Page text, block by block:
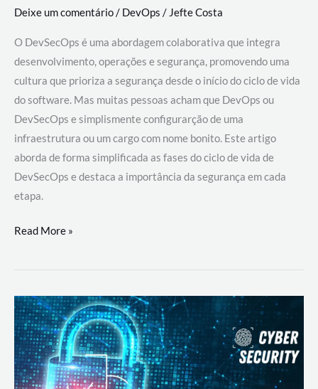
Deixe um comentário/ DevOps /Jefte Costa
O DevSecOps é uma abordagem colaborativa que integra
desenvolvimento, operações e segurança, promovendo uma
cultura que prioriza a segurança desde o início do ciclo de vida
do software. Mas muitas pessoas acham que DevOps ou
DevSecOps e simplismente configurarção de uma
infraestrutura ou um cargo com nome bonito. Este artigo
aborda de forma simplificada as fases do ciclo de vida de
DevSecOps e destaca a importância da segurança em cada
etapa.
DevSecOps
Prática:
Desenvolvimento,
Segurança
e
Operações
Read More »